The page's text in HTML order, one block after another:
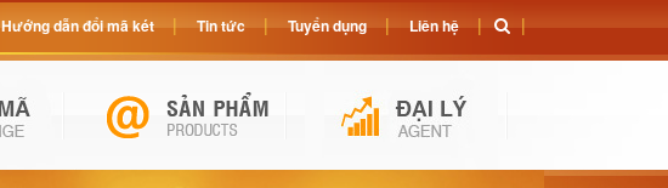
Hướng dẫn đổi mã két Tin tức Tuyển dụng Liên hệ